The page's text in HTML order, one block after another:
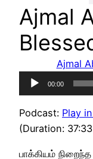
Ajmal
Ajmal
Audio
Player
00:00
Podcast: Play
(Duration:
பாக்கியம் நிறைந்த